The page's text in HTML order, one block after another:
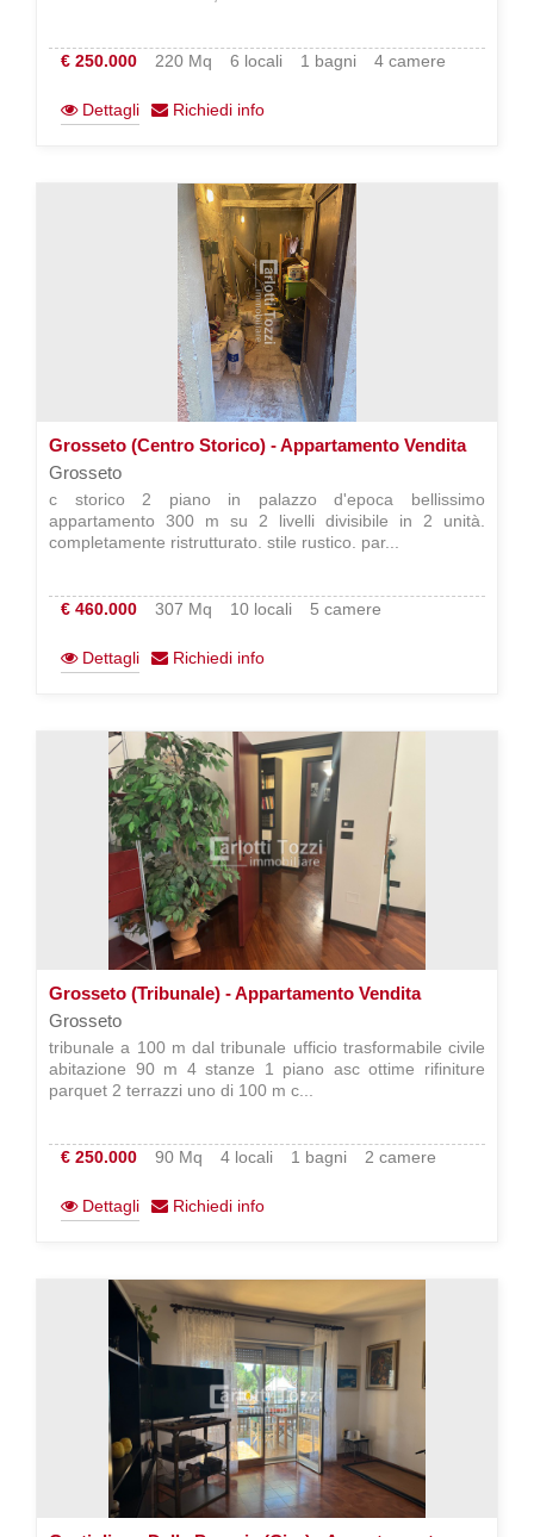
€ 250.000 220 Mq 6 locali 1 bagni 4 camere
Dettagli Richiedi info
Grosseto (Centro Storico) - Appartamento Vendita
Grosseto
c storico 2 piano in palazzo d'epoca bellissimo
appartamento 300 m su 2 livelli divisibile in 2 unità.
completamente ristrutturato. stile rustico. par...
€ 460.000 307 Mq 10 locali 5 camere
Dettagli Richiedi info
Grosseto (Tribunale) - Appartamento Vendita
Grosseto
tribunale a 100 m dal tribunale ufficio trasformabile civile
abitazione 90 m 4 stanze 1 piano asc ottime rifiniture
parquet 2 terrazzi uno di 100 m c...
€ 250.000 90 Mq 4 locali 1 bagni 2 camere
Dettagli Richiedi info